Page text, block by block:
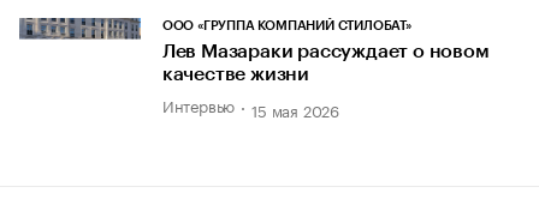
ООО «ГРУППА КОМПАНИЙ СТИЛОБАТ»
Лев Мазараки рассуждает о новом
качестве жизни
Интервью 15 мая 2026